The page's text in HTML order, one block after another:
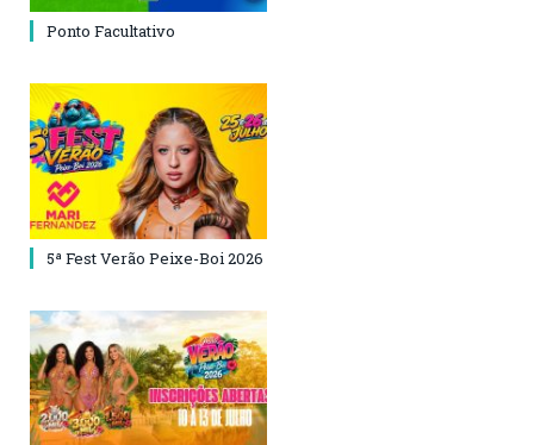
Ponto Facultativo
5ª Fest Verão Peixe-Boi 2026